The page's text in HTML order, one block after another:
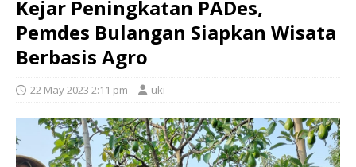
Kejar Peningkatan PADes,
Pemdes Bulangan Siapkan Wisata
Berbasis Agro
22 May 2023 2:11 pm uki